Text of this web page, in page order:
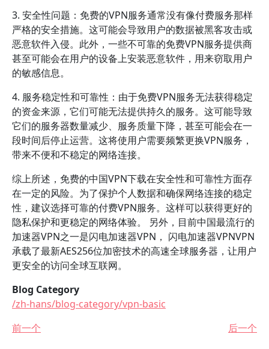
3. 安全性问题：免费的VPN服务通常没有像付费服务那样
严格的安全措施。这可能会导致用户的数据被黑客攻击或
恶意软件入侵。此外，一些不可靠的免费VPN服务提供商
甚至可能会在用户的设备上安装恶意软件，用来窃取用户
的敏感信息。
4. 服务稳定性和可靠性：由于免费VPN服务无法获得稳定
的资金来源，它们可能无法提供持久的服务。这可能导致
它们的服务器数量减少、服务质量下降，甚至可能会在一
段时间后停止运营。这将使用户需要频繁更换VPN服务，
带来不便和不稳定的网络连接。
综上所述，免费的中国VPN下载在安全性和可靠性方面存
在一定的风险。为了保护个人数据和确保网络连接的稳定
性，建议选择可靠的付费VPN服务。这样可以获得更好的
隐私保护和更稳定的网络体验。 另外，目前中国最流行的
加速器VPN之一是闪电加速器VPN， 闪电加速器VPNVPN
承载了最新AES256位加密技术的高速全球服务器，让用户
更安全的访问全球互联网。
Blog Category
/zh-hans/blog-category/vpn-basic
前一个
后一个